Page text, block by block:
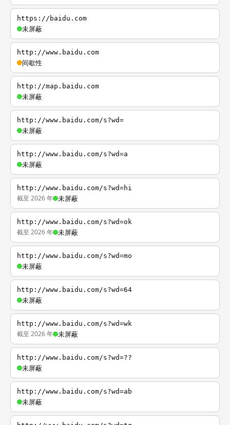
https://baidu.com
未屏蔽
http://www.baidu.com
间歇性
http://map.baidu.com
未屏蔽
http://www.baidu.com/s?wd=
未屏蔽
http://www.baidu.com/s?wd=a
未屏蔽
http://www.baidu.com/s?wd=hi
截至 2026 年 未屏蔽
http://www.baidu.com/s?wd=ok
截至 2026 年 未屏蔽
http://www.baidu.com/s?wd=mo
未屏蔽
http://www.baidu.com/s?wd=64
未屏蔽
http://www.baidu.com/s?wd=wk
截至 2026 年 未屏蔽
http://www.baidu.com/s?wd=??
未屏蔽
http://www.baidu.com/s?wd=ab
未屏蔽